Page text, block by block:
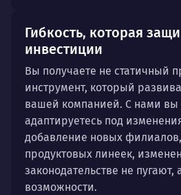
Гибкость, которая
инвестиции
Вы получаете не статичный
инструмент, который
вашей компанией. С нами вы
адаптируетесь под
добавление новых
продуктовых линеек,
законодательстве не
возможности.